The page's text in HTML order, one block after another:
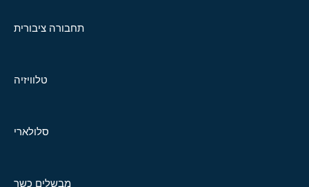
תחבורה ציבורית
טלוויזיה
סלולארי
מבשלים כשר